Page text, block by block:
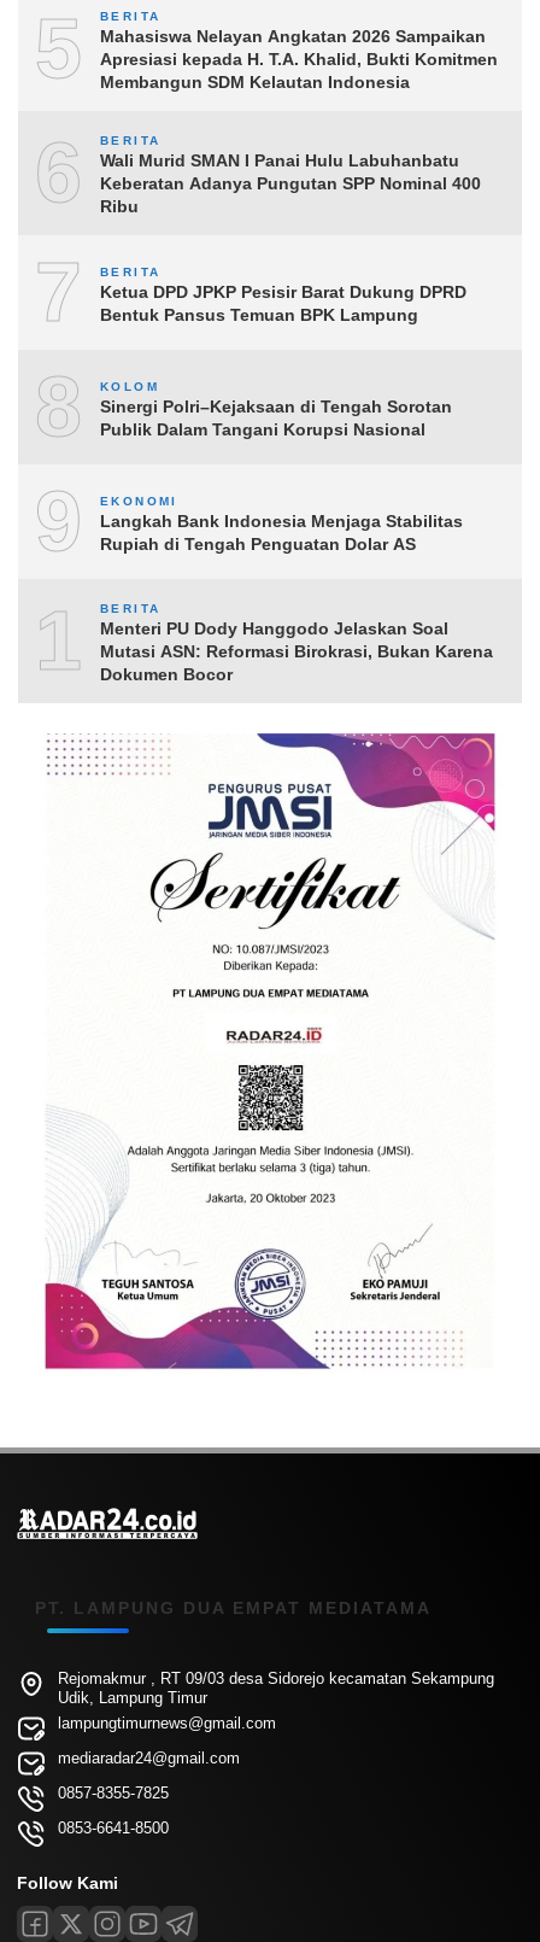
5 BERITA
Mahasiswa Nelayan Angkatan 2026 Sampaikan
Apresiasi kepada H. T.A. Khalid, Bukti Komitmen
Membangun SDM Kelautan Indonesia
6 BERITA
Wali Murid SMAN I Panai Hulu Labuhanbatu
Keberatan Adanya Pungutan SPP Nominal 400
Ribu
7 BERITA
Ketua DPD JPKP Pesisir Barat Dukung DPRD
Bentuk Pansus Temuan BPK Lampung
8 KOLOM
Sinergi Polri–Kejaksaan di Tengah Sorotan
Publik Dalam Tangani Korupsi Nasional
9 EKONOMI
Langkah Bank Indonesia Menjaga Stabilitas
Rupiah di Tengah Penguatan Dolar AS
10BERITA
Menteri PU Dody Hanggodo Jelaskan Soal
Mutasi ASN: Reformasi Birokrasi, Bukan Karena
Dokumen Bocor
PT. LAMPUNG DUA EMPAT MEDIATAMA
Rejomakmur , RT 09/03 desa Sidorejo kecamatan Sekampung
Udik, Lampung Timur
lampungtimurnews@gmail.com
mediaradar24@gmail.com
0857-8355-7825
0853-6641-8500
Follow Kami